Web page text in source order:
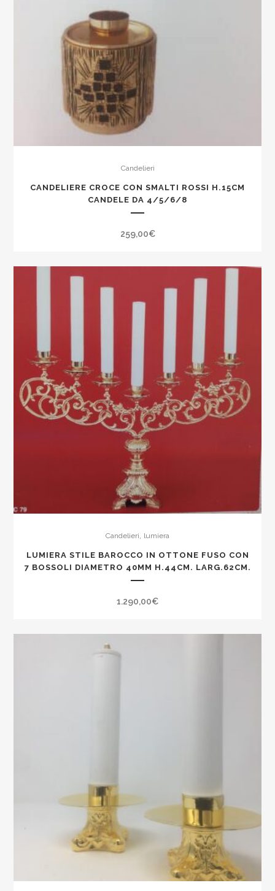
Candelieri
CANDELIERE CROCE CON SMALTI ROSSI H.15CM
CANDELE DA 4/5/6/8
259,00€
Candelieri lumiera
LUMIERA STILE BAROCCO IN OTTONE FUSO CON
7 BOSSOLI DIAMETRO 40MM H.44CM. LARG.62CM.
1.290,00€